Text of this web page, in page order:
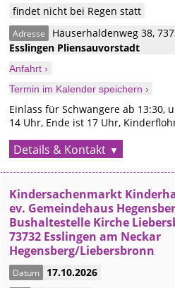
findet nicht bei Regen statt
Adresse Häuserhaldenweg 38,
Esslingen Pliensauvorstadt
Anfahrt ›
Termin im Kalender speichern ›
Einlass für Schwangere ab 13:30,
14 Uhr, Ende ist 17 Uhr,
Details & Kontakt
Kindersachenmarkt
ev. Gemeindehaus
Bushaltestelle Kirche
73732 Esslingen am Neckar
Hegensberg/Liebersbronn
Datum 17.10.2026